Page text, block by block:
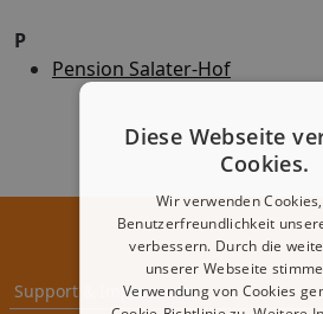
P
Pension Salater-Hof
Support & Impressum
Diese Webseite
Cookies.
Wir verwenden
Benutzerfreundlichkeit
verbessern. Durch die
unserer Webseite
Verwendung von Cookies